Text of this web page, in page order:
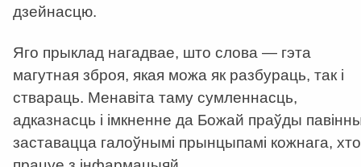
дзейнасцю.
Яго прыклад нагадвае, што слова — гэта
магутная зброя, якая можа як разбураць, так і
ствараць. Менавіта таму сумленнасць,
адказнасць і імкненне да Божай праўды
заставацца галоўнымі прынцыпамі кожнага, хто